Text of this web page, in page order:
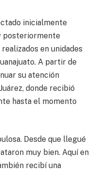
inicialmente
posteriormente
en unidades
A partir de
su atención
donde recibió
hasta el momento
Desde que llegué
muy bien. Aquí en
recibí una